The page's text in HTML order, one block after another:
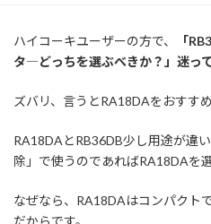
ハイコーキユーザーの方で、
「
タ―どっちを選ぶべきか？」迷っ
ズバリ、言うとRA18DAをおすす
RA18DAとRB36DB少し用途が違
除」で使うのであればRA18DAを
なぜなら、RA18DAはコンパクト
だからです。